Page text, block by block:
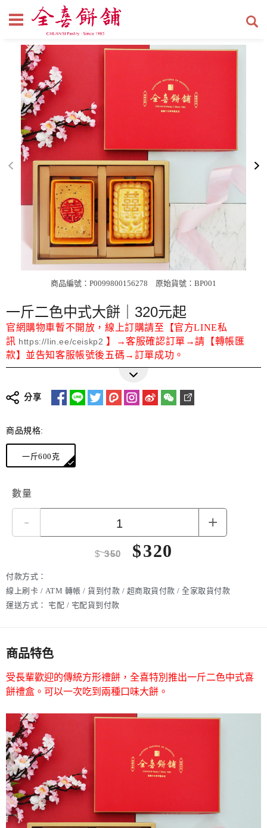
商品編號：P0099800156278 原始貨號：BP001
一斤二色中式大餅｜320元起
官網購物車暫不開放，線上訂購請至【官方LINE私
訊 https://lin.ee/ceiskp2 】→客服確認訂單→請【轉帳匯
款】並告知客服帳號後五碼→訂單成功。
分享
商品規格:
一斤600克
數量
- +
$350 $320
付款方式：
線上刷卡 / ATM 轉帳 / 貨到付款 / 超商取貨付款 / 全家取貨付款
運送方式：
宅配 / 宅配貨到付款
商品特色
受長輩歡迎的傳統方形禮餅，全喜特別推出一斤二色中式喜
餅禮盒。可以一次吃到兩種口味大餅。